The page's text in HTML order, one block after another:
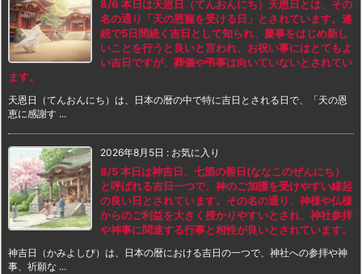
8/6 本日は天恩日（てんおんにち）天恩日とは、その
名の通り「天の恩寵を受ける日」とされています。連
続で5日間続く吉日として知られ、慶事をはじめ新し
いことを行うと良いと言われ、お祝い事にはとてもよ
い吉日ですが、葬儀や弔事は向いていないとされてい
ます。
天恩日（てんおんにち）は、日本の暦の中で特に吉日とされる日で、「天の恩
恵に感謝す ...
2026年8月5日 : お気に入り
8/5 本日は神吉日、七箇の善日(ななこのぜんにち）
と呼ばれる吉日一つで、神のご加護を受けやすい縁起
の良い日とされています。その名の通り、神様や仏様
からのご利益を大きく授かりやすいとされ、神社参拝
や神事に関連する行事と相性が良いとされています。
神吉日（かみよしび）は、日本の暦における吉日の一つで、神社への参拝や神
事、祈願な ...